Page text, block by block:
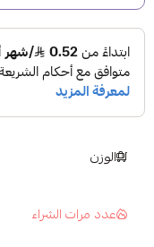
الوزن
عدد مرات الشراء